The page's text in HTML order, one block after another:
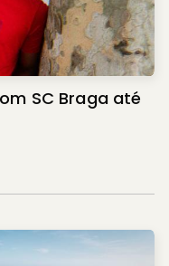
SC Braga até